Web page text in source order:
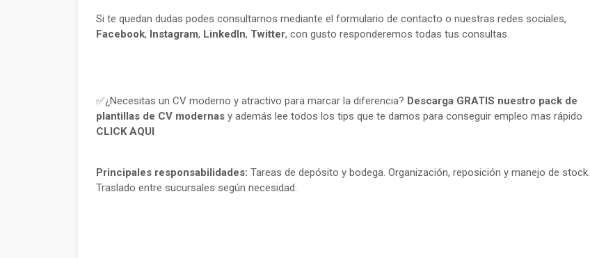
Si te quedan dudas podes consultarnos mediante el formulario de contacto o nuestras redes sociales,
Facebook, Instagram, LinkedIn, Twitter, con gusto responderemos todas tus consultas.
✅¿Necesitas un CV moderno y atractivo para marcar la diferencia? Descarga GRATIS nuestro pack de
plantillas de CV modernas y además lee todos los tips que te damos para conseguir empleo mas rápido
CLICK AQUI
Principales responsabilidades: Tareas de depósito y bodega. Organización, reposición y manejo de stock.
Traslado entre sucursales según necesidad.